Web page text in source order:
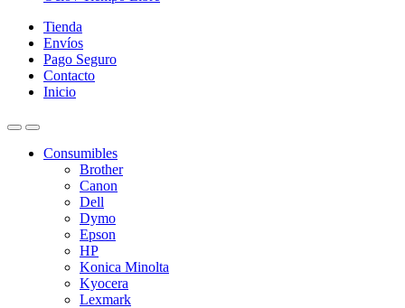
Tienda
Envíos
Pago Seguro
Contacto
Inicio
Consumibles
Brother
Canon
Dell
Dymo
Epson
HP
Konica Minolta
Kyocera
Lexmark